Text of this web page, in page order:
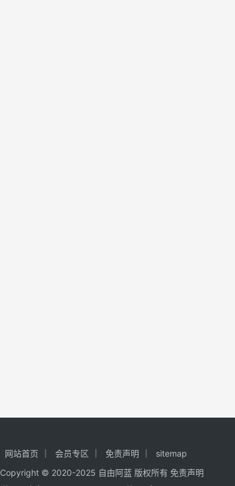
网站首页 会员专区 免责声明
sitemap
Copyright © 2020-2025 自由阿蓝 版权所有 免责声明